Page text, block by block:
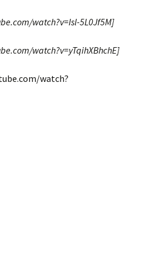
watch?v=Isl-5L0Jf5M]
watch?v=yTqihXBhchE]
watch?